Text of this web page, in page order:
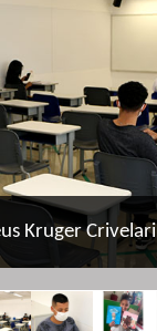
Kruger Crivelari